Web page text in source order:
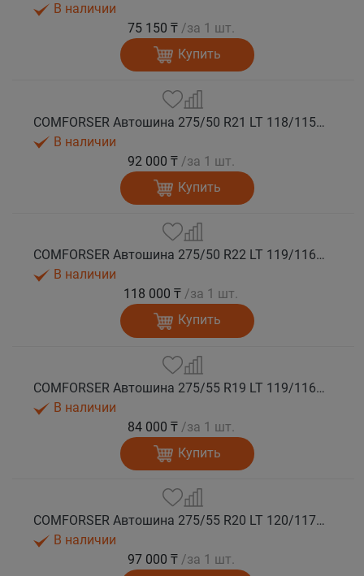
В наличии
75 150 ₸ /за 1 шт.
Купить
COMFORSER Автошина 275/50 R21 LT 118/115S CF1100 RWL 10PR лето
В наличии
92 000 ₸ /за 1 шт.
Купить
COMFORSER Автошина 275/50 R22 LT 119/116S CF1100 RWL 10PR лето
В наличии
118 000 ₸ /за 1 шт.
Купить
COMFORSER Автошина 275/55 R19 LT 119/116S CF1100 10PR RWL лето
В наличии
84 000 ₸ /за 1 шт.
Купить
COMFORSER Автошина 275/55 R20 LT 120/117S CF1100 10PR RWL лето
В наличии
97 000 ₸ /за 1 шт.